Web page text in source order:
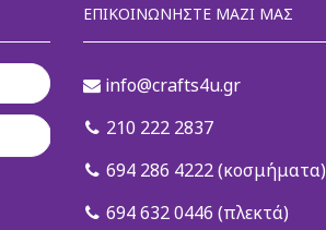
ΕΠΙΚΟΙΝΩΝΉΣΤΕ ΜΑΖΊ ΜΑΣ
info@crafts4u.gr
210 222 2837
694 286 4222 (κοσμήματα)
694 632 0446 (πλεκτά)